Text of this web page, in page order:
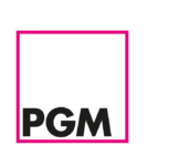
Zur
Zum